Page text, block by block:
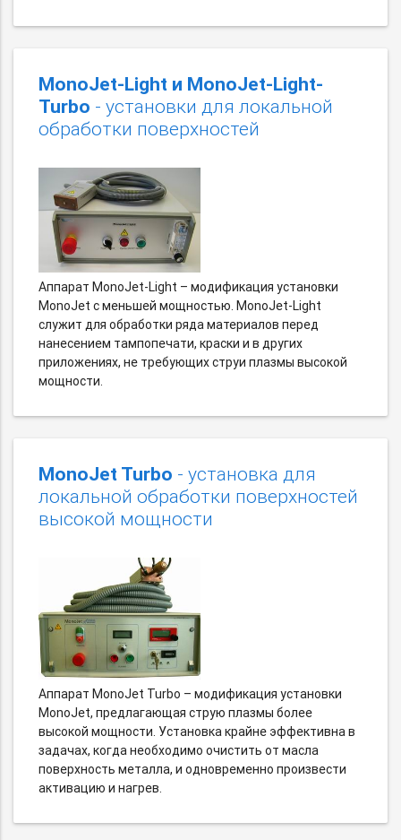
MonoJet-Light и MonoJet-Light-
Turbo - установки для локальной
обработки поверхностей
Аппарат MonoJet-Light – модификация установки
MonoJet с меньшей мощностью. MonoJet-Light
служит для обработки ряда материалов перед
нанесением тампопечати, краски и в других
приложениях, не требующих струи плазмы высокой
мощности.
MonoJet Turbo - установка для
локальной обработки поверхностей
высокой мощности
Аппарат MonoJet Turbo – модификация установки
MonoJet, предлагающая струю плазмы более
высокой мощности. Установка крайне эффективна в
задачах, когда необходимо очистить от масла
поверхность металла, и одновременно произвести
активацию и нагрев.